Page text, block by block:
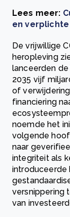
Lees meer:
en verplichte
De vrijwillige
heropleving
lanceerden de
2035 vijf
of
financiering
noemde het
volgende
naar
integriteit als
introduceerde
versnippering
van